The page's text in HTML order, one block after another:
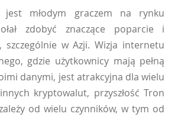
młodym graczem na rynku
zdobyć znaczące poparcie i
szczególnie w Azji. Wizja internetu
gdzie użytkownicy mają pełną
danymi, jest atrakcyjna dla wielu
kryptowalut, przyszłość Tron
od wielu czynników, w tym od